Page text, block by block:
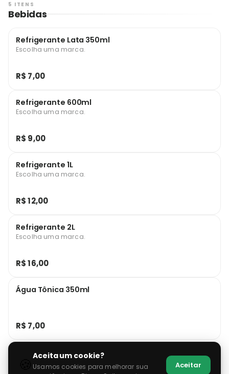
5 ITENS
Bebidas
Refrigerante Lata 350ml
Escolha uma marca.
R$ 7,00
Refrigerante 600ml
Escolha uma marca.
R$ 9,00
Refrigerante 1L
Escolha uma marca.
R$ 12,00
Refrigerante 2L
Escolha uma marca.
R$ 16,00
Água Tônica 350ml
R$ 7,00
🍪Aceita um cookie?
Usamos cookies para melhorar sua
Aceitar